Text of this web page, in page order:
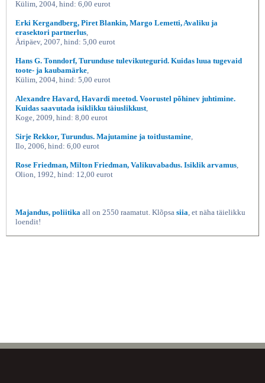
Külim, 2004, hind: 6,00 eurot
Erki Kergandberg, Piret Blankin, Margo Lemetti, Avaliku ja
erasektori partnerlus
Äripäev, 2007, hind: 5,00 eurot
Hans G. Tonndorf, Turunduse tulevikutegurid. Kuidas luua tugevaid
toote- ja kaubamärke
Külim, 2004, hind: 5,00 eurot
Alexandre Havard, Havardi meetod. Voorustel põhinev juhtimine.
Kuidas saavutada isiklikku täiuslikkust
Koge, 2009, hind: 8,00 eurot
Sirje Rekkor, Turundus. Majutamine ja toitlustamine
Ilo, 2006, hind: 6,00 eurot
Rose Friedman, Milton Friedman, Valikuvabadus. Isiklik arvamus
Olion, 1992, hind: 12,00 eurot
Majandus, poliitika all on 2550 raamatut. Klõpsa siia , et näha täielikku
loendit!